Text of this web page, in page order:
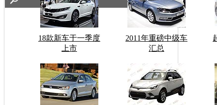
18款新车于一季度
上市
2011年重磅中级车
汇总